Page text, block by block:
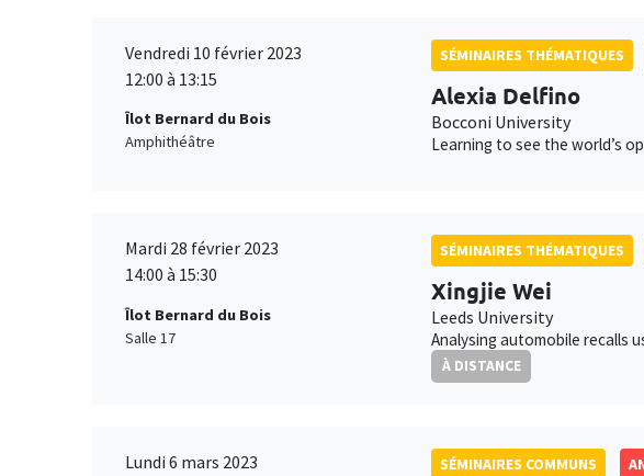
Vendredi 10 février 2023
12:00 à 13:15
Îlot Bernard du Bois
Amphithéâtre
SÉMINAIRES THÉMATIQUES
Alexia Delfino
Bocconi University
Learning to see the world’s
Mardi 28 février 2023
14:00 à 15:30
Îlot Bernard du Bois
Salle 17
SÉMINAIRES THÉMATIQUES
Xingjie Wei
Leeds University
Analysing automobile recalls
À DISTANCE
Lundi 6 mars 2023
SÉMINAIRES COMMUNS